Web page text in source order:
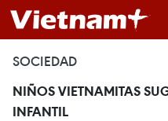
SOCIEDAD
NIÑOS VIETNAMITAS
INFANTIL